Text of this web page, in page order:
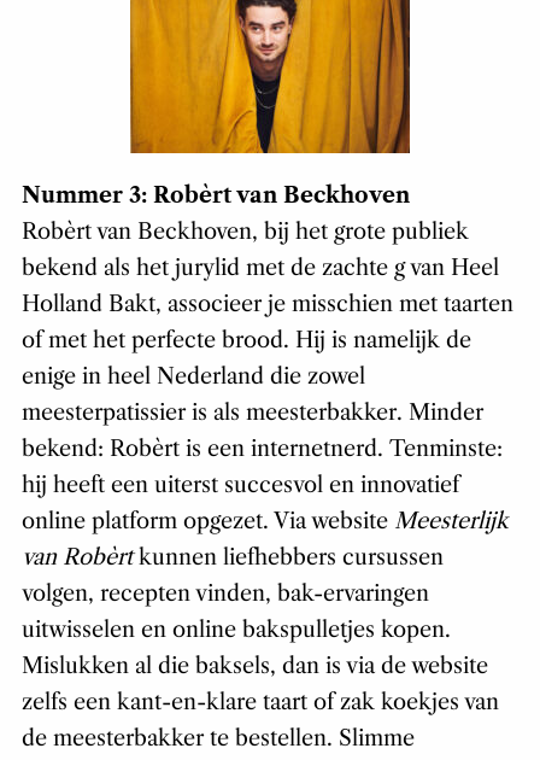
Nummer 3: Robèrt van Beckhoven
Robèrt van Beckhoven, bij het grote publiek
bekend als het jurylid met de zachte g van Heel
Holland Bakt, associeer je misschien met taarten
of met het perfecte brood. Hij is namelijk de
enige in heel Nederland die zowel
meesterpatissier is als meesterbakker. Minder
bekend: Robèrt is een internetnerd. Tenminste:
hij heeft een uiterst succesvol en innovatief
online platform opgezet. Via website Meesterlijk
van Robèrtkunnen liefhebbers cursussen
volgen, recepten vinden, bak-ervaringen
uitwisselen en online bakspulletjes kopen.
Mislukken al die baksels, dan is via de website
zelfs een kant-en-klare taart of zak koekjes van
de meesterbakker te bestellen. Slimme